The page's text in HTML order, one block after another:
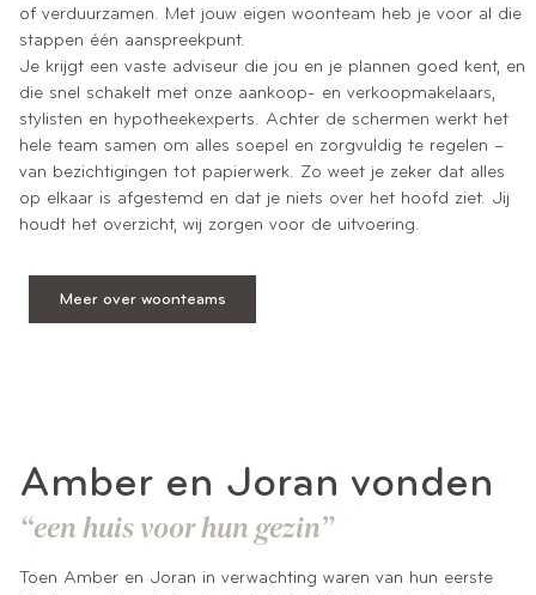
of verduurzamen. Met jouw eigen woonteam heb je voor al die
stappen één aanspreekpunt.
Je krijgt een vaste adviseur die jou en je plannen goed kent, en
die snel schakelt met onze aankoop- en verkoopmakelaars,
stylisten en hypotheekexperts. Achter de schermen werkt het
hele team samen om alles soepel en zorgvuldig te regelen –
van bezichtigingen tot papierwerk. Zo weet je zeker dat alles
op elkaar is afgestemd en dat je niets over het hoofd ziet. Jij
houdt het overzicht, wij zorgen voor de uitvoering.
Meer over woonteams
Amber en Joran vonden
“een huis voor hun gezin”
Toen Amber en Joran in verwachting waren van hun eerste